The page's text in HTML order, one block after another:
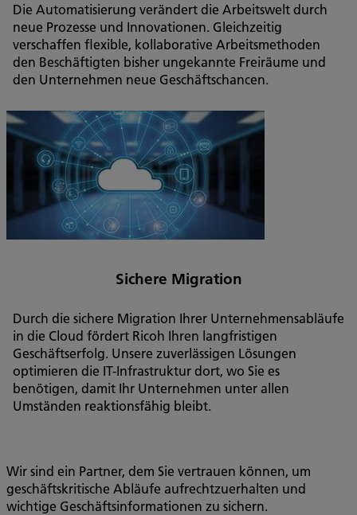
Die Automatisierung verändert die Arbeitswelt durch
neue Prozesse und Innovationen. Gleichzeitig
verschaffen flexible, kollaborative Arbeitsmethoden
den Beschäftigten bisher ungekannte Freiräume und
den Unternehmen neue Geschäftschancen.
Sichere Migration
Durch die sichere Migration Ihrer Unternehmensabläufe
in die Cloud fördert Ricoh Ihren langfristigen
Geschäftserfolg. Unsere zuverlässigen Lösungen
optimieren die IT-Infrastruktur dort, wo Sie es
benötigen, damit Ihr Unternehmen unter allen
Umständen reaktionsfähig bleibt.
Wir sind ein Partner, dem Sie vertrauen können, um
geschäftskritische Abläufe aufrechtzuerhalten und
wichtige Geschäftsinformationen zu sichern.